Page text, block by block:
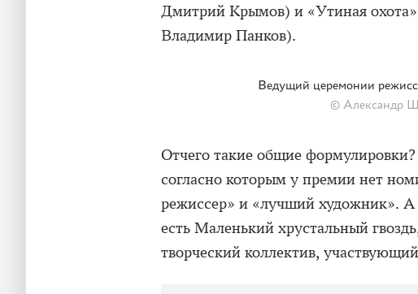
Дмитрий Крымов) и «Утиная охота»
Владимир Панков).
Ведущий церемонии
© Александр
Отчего такие общие
согласно которым у премии нет
режиссер» и «лучший художник». А
есть Маленький хрустальный
творческий коллектив,